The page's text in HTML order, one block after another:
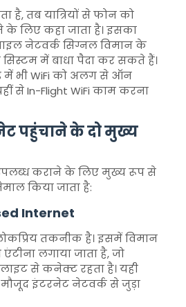
है, तब यात्रियों से फोन को
के लिए कहा जाता है। इसका
नेटवर्क सिग्नल विमान के
में बाधा पैदा कर सकते हैं।
में भी WiFi को अलग से ऑन
से In-Flight WiFi काम करना
पहुंचाने के दो मुख्य
कराने के लिए मुख्य रूप से
किया जाता है:
Internet
तकनीक है। इसमें विमान
लगाया जाता है, जो
से कनेक्ट रहता है। यही
इंटरनेट नेटवर्क से जुड़ा